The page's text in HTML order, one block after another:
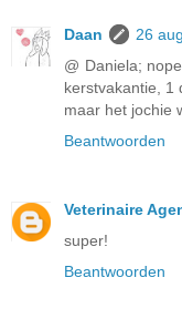
Daan
26
@ Daniela;
kerstvakantie, 1
maar het jochie
Beantwoorden
Veterinaire
super!
Beantwoorden